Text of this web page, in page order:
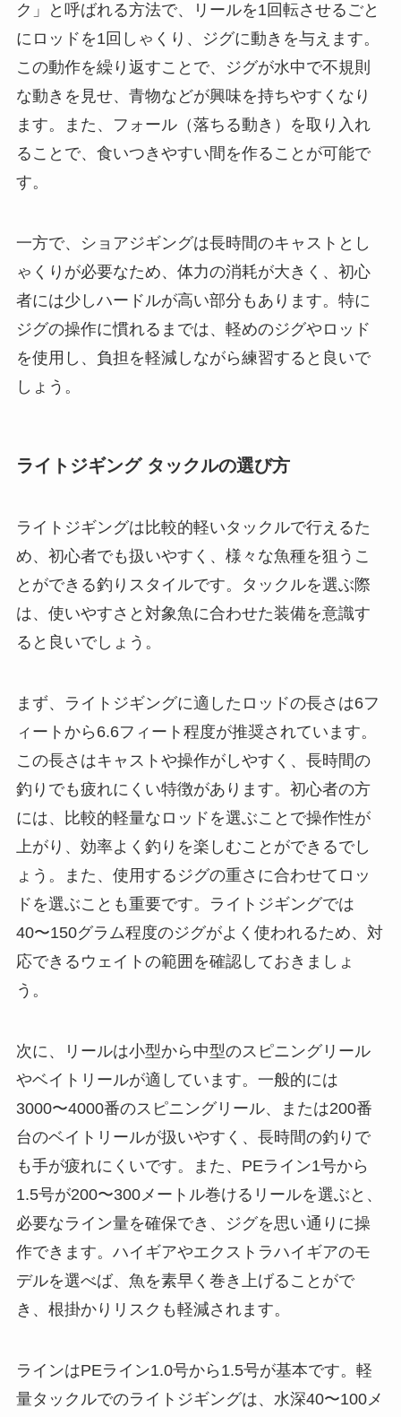
ク」と呼ばれる方法で、リールを1回転させるごと
にロッドを1回しゃくり、ジグに動きを与えます。
この動作を繰り返すことで、ジグが水中で不規則
な動きを見せ、青物などが興味を持ちやすくなり
ます。また、フォール（落ちる動き）を取り入れ
ることで、食いつきやすい間を作ることが可能で
す。
一方で、ショアジギングは長時間のキャストとし
ゃくりが必要なため、体力の消耗が大きく、初心
者には少しハードルが高い部分もあります。特に
ジグの操作に慣れるまでは、軽めのジグやロッド
を使用し、負担を軽減しながら練習すると良いで
しょう。
ライトジギング タックルの選び方
ライトジギングは比較的軽いタックルで行えるた
め、初心者でも扱いやすく、様々な魚種を狙うこ
とができる釣りスタイルです。タックルを選ぶ際
は、使いやすさと対象魚に合わせた装備を意識す
ると良いでしょう。
まず、ライトジギングに適したロッドの長さは6フ
ィートから6.6フィート程度が推奨されています。
この長さはキャストや操作がしやすく、長時間の
釣りでも疲れにくい特徴があります。初心者の方
には、比較的軽量なロッドを選ぶことで操作性が
上がり、効率よく釣りを楽しむことができるでし
ょう。また、使用するジグの重さに合わせてロッ
ドを選ぶことも重要です。ライトジギングでは
40〜150グラム程度のジグがよく使われるため、対
応できるウェイトの範囲を確認しておきましょ
う。
次に、リールは小型から中型のスピニングリール
やベイトリールが適しています。一般的には
3000〜4000番のスピニングリール、または200番
台のベイトリールが扱いやすく、長時間の釣りで
も手が疲れにくいです。また、PEライン1号から
1.5号が200〜300メートル巻けるリールを選ぶと、
必要なライン量を確保でき、ジグを思い通りに操
作できます。ハイギアやエクストラハイギアのモ
デルを選べば、魚を素早く巻き上げることがで
き、根掛かりリスクも軽減されます。
ラインはPEライン1.0号から1.5号が基本です。軽
量タックルでのライトジギングは、水深40〜100メ